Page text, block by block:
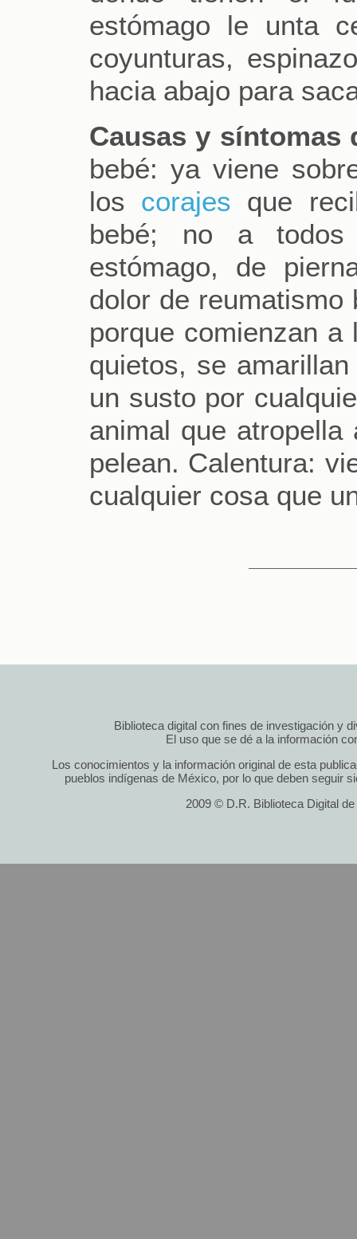
estómago le unta
coyunturas,
hacia abajo para
Causas y síntomas
bebé: ya viene
los corajes que
bebé; no a
estómago, de
dolor de
porque comienzan
quietos, se
un susto por
animal que
pelean. Calentura:
cualquier cosa que
Biblioteca digital con fines de investigación y
El uso que se dé a la información
Los conocimientos y la información original de esta
pueblos indígenas de México, por lo que deben seguir
2009 © D.R. Biblioteca Digital